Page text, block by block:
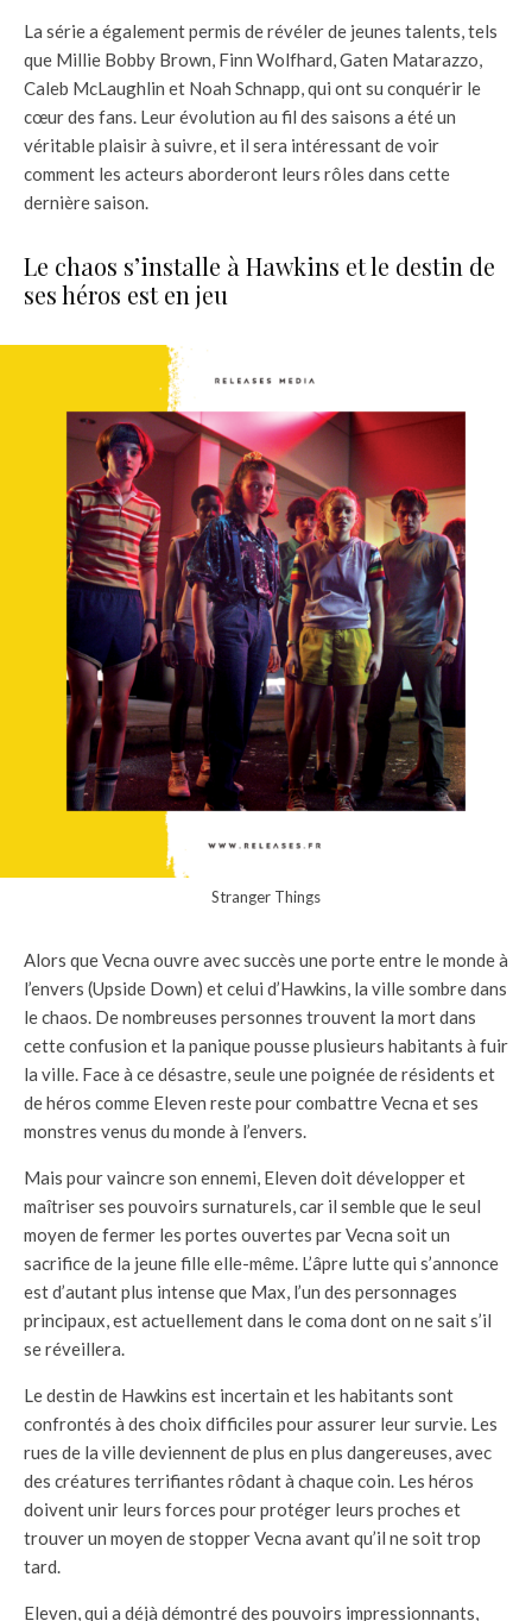
La série a également permis de révéler de jeunes talents, tels
que Millie Bobby Brown, Finn Wolfhard, Gaten Matarazzo,
Caleb McLaughlin et Noah Schnapp, qui ont su conquérir le
cœur des fans. Leur évolution au fil des saisons a été un
véritable plaisir à suivre, et il sera intéressant de voir
comment les acteurs aborderont leurs rôles dans cette
dernière saison.
Le chaos s’installe à Hawkins et le destin de
ses héros est en jeu
Stranger Things
Alors que Vecna ouvre avec succès une porte entre le monde à
l’envers (Upside Down) et celui d’Hawkins, la ville sombre dans
le chaos. De nombreuses personnes trouvent la mort dans
cette confusion et la panique pousse plusieurs habitants à fuir
la ville. Face à ce désastre, seule une poignée de résidents et
de héros comme Eleven reste pour combattre Vecna et ses
monstres venus du monde à l’envers.
Mais pour vaincre son ennemi, Eleven doit développer et
maîtriser ses pouvoirs surnaturels, car il semble que le seul
moyen de fermer les portes ouvertes par Vecna soit un
sacrifice de la jeune fille elle-même. L’âpre lutte qui s’annonce
est d’autant plus intense que Max, l’un des personnages
principaux, est actuellement dans le coma dont on ne sait s’il
se réveillera.
Le destin de Hawkins est incertain et les habitants sont
confrontés à des choix difficiles pour assurer leur survie. Les
rues de la ville deviennent de plus en plus dangereuses, avec
des créatures terrifiantes rôdant à chaque coin. Les héros
doivent unir leurs forces pour protéger leurs proches et
trouver un moyen de stopper Vecna avant qu’il ne soit trop
tard.
Eleven, qui a déjà démontré des pouvoirs impressionnants,